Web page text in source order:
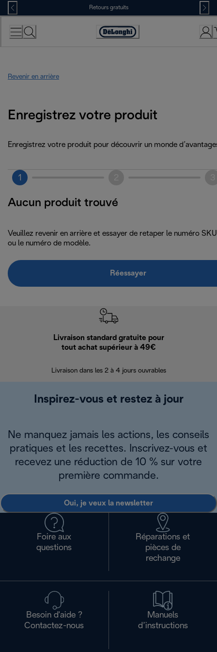
Skip
to
Content
Retours gratuits
Déclaration
Revenir en arrière
Enregistrez votre produit
Enregistrez votre produit pour découvrir un monde
1
Aucun produit trouvé
Veuillez revenir en arrière et essayer de retaper le numéro SKU
ou le numéro de modèle.
Réessayer
Livraison standard gratuite pour
tout achat supérieur à 49€
Livraison dans les 2 à 4 jours ouvrables
Inspirez-vous et restez à jour
Ne manquez jamais les actions, les conseils
pratiques et les recettes. Inscrivez-vous et
recevez une réduction de 10 % sur votre
première commande.
Oui, je veux la newsletter
Foire aux
questions
Réparations et
pièces de
rechange
Besoin d'aide ?
Contactez-nous
Manuels
d’instructions